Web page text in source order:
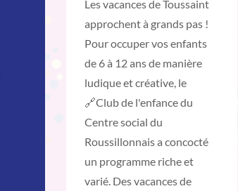
Les vacances de Toussaint
approchent à grands pas !
Pour occuper vos enfants
de 6 à 12 ans de manière
ludique et créative, le
🔗Club de l'enfance du
Centre social du
Roussillonnais a concocté
un programme riche et
varié. Des vacances de